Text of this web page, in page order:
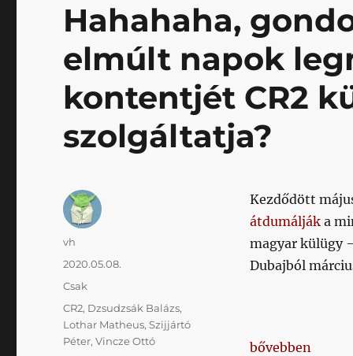
Hahahaha,
elmúlt napok
kontentjét CR2
szolgáltatja?
Kezdődött
átdumáljáka
magyar külügy
Dubajból
„Hahahaha,
bővebben
Szerző
vh
Közzétéve
2020.05.08.
Kategória
Csak
Címke
CR2, Dzsudzsák Balázs,
Lothar Matheus,Szijjártó
Péter,Vincze Ottó